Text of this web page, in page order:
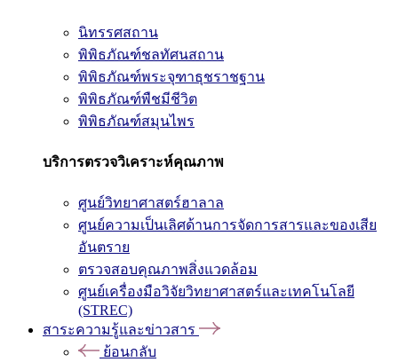
นิทรรศสถาน
พิพิธภัณฑ์ชลทัศนสถาน
พิพิธภัณฑ์พระจุฑาธุชราชฐาน
พิพิธภัณฑ์พืชมีชีวิต
พิพิธภัณฑ์สมุนไพร
บริการตรวจวิเคราะห์คุณภาพ
ศูนย์วิทยาศาสตร์ฮาลาล
ศูนย์ความเป็นเลิศด้านการจัดการสารและของเสีย
อันตราย
ตรวจสอบคุณภาพสิ่งแวดล้อม
ศูนย์เครื่องมือวิจัยวิทยาศาสตร์และเทคโนโลยี
(STREC)
สาระความรู้และข่าวสาร
ย้อนกลับ